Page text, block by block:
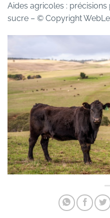
Aides agricoles :
sucre – © Copyright